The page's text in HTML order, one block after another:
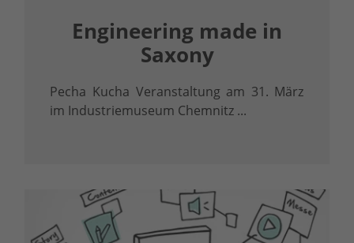
Engineering made in
Saxony
Pecha Kucha Veranstaltung am 31. März
im Industriemuseum Chemnitz ...